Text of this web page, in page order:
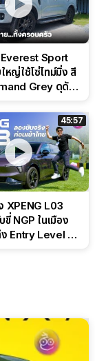
Sport
หญ่ใช้โซ่ไทม์มิ่ง สี
Grey ดุดัน
45:57
XPENG L03
ขี่ NGP ในเมือง
Entry Level ที่